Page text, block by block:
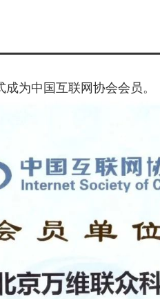
为中国互联网协会会员。